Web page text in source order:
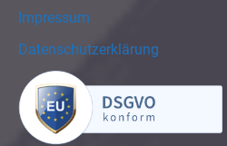
Impressum
Datenschutzerklärung